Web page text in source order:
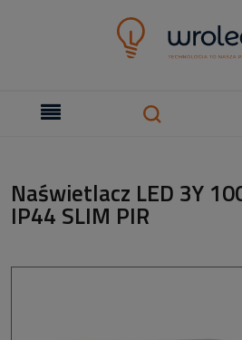
Naświetlacz LED 3Y
IP44 SLIM PIR